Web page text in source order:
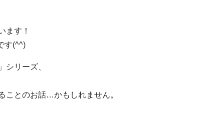
ます！
す(^^)
シリーズ、
ことのお話…かもしれません。